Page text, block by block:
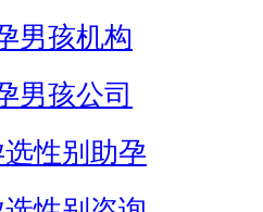
男孩机构
男孩公司
性别助孕